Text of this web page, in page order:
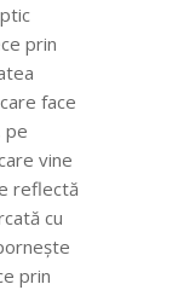
prin
face
pe
vine
reflectă
cu
prin